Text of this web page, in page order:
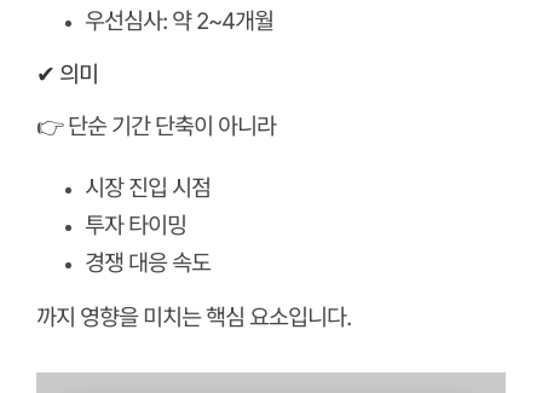
우선심사: 약 2~4개월
✔ 의미
👉 단순 기간 단축이 아니라
시장 진입 시점
투자 타이밍
경쟁 대응 속도
까지 영향을 미치는 핵심 요소입니다.